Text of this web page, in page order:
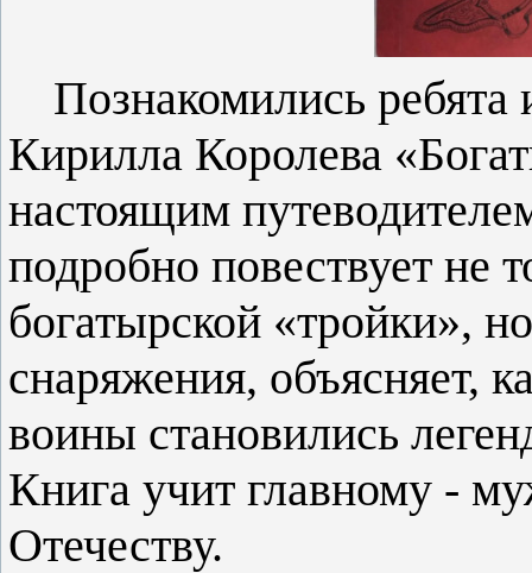
Познакомились ребята
Кирилла Королева
настоящим
подробно повествует не
богатырской «тройки»,
снаряжения, объясняет,
воины становились
Книга учит главному -
Отечеству.